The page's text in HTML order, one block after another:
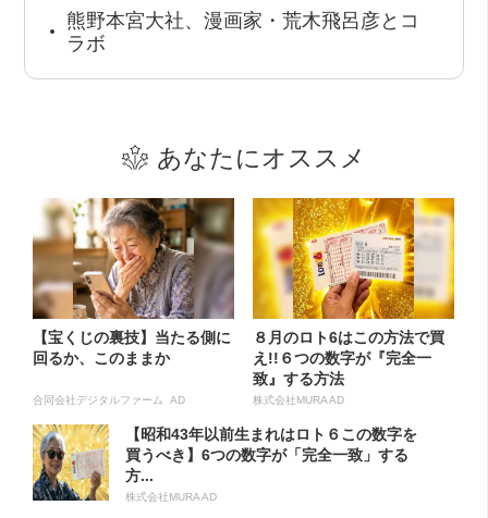
熊野本宮大社、漫画家・荒木飛呂彦とコ
ラボ
あなたにオススメ
【宝くじの裏技】当たる側に
回るか、このままか
合同会社デジタルファーム AD
８月のロト6はこの方法で買
え!!６つの数字が『完全一
致』する方法
株式会社MURA AD
【昭和43年以前生まれはロト６この数字を
買うべき】6つの数字が「完全一致」する
方...
株式会社MURA AD